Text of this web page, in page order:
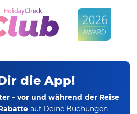
die App!
– vor und während der Reise
auf Deine Buchungen